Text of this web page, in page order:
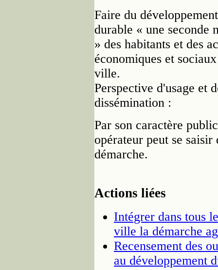
Faire du développement
durable « une seconde
» des habitants et des
économiques et
ville.
Perspective d'usage et
dissémination :
Par son caractère
opérateur peut se saisir
démarche.
Actions liées
Intégrer dans tous
ville la démarche
Recensement des
au développement